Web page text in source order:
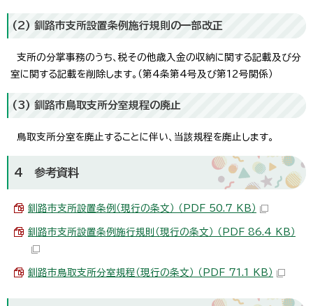
(2) 釧路市支所設置条例施行規則の一部改正
支所の分掌事務のうち、税その他歳入金の収納に関する記載及び分
室に関する記載を削除します。（第4条第4号及び第12号関係）
(3) 釧路市鳥取支所分室規程の廃止
鳥取支所分室を廃止することに伴い、当該規程を廃止します。
4 参考資料
釧路市支所設置条例（現行の条文） （PDF 50.7 KB）
釧路市支所設置条例施行規則（現行の条文） （PDF 86.4 KB）
釧路市鳥取支所分室規程（現行の条文） （PDF 71.1 KB）